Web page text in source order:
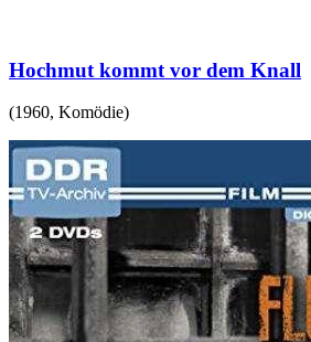
Hochmut kommt vor dem Knall
(1960, Komödie)